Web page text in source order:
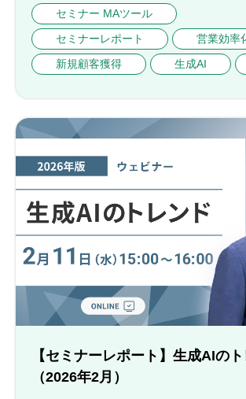
セミナー MAツール
セミナーレポート
営業効率
新規顧客獲得
生成AI
【セミナーレポート】生成AIの
（2026年2月）